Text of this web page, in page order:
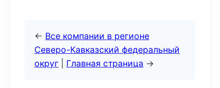
← Все компании в регионе
Северо-Кавказский федеральный
округ
Главная страница →